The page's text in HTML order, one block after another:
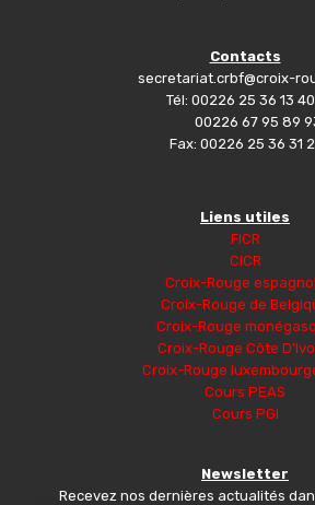
Contacts
secretariat.crbf@croix-
Tél: 00226 25 36 13
00226 67 95 89
Fax: 00226 25 36 31
Liens utiles
FICR
CICR
Croix-Rouge
Croix-Rouge de
Croix-Rouge
Croix-Rouge Côte
Croix-Rouge
Cours PEAS
Cours PGI
Newsletter
Recevez nos dernières actualités